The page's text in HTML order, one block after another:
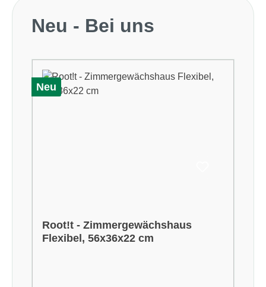
Produktgalerie überspringen
Neu - Bei uns
Neu
Root!t - Zimmergewächshaus
Flexibel, 56x36x22 cm